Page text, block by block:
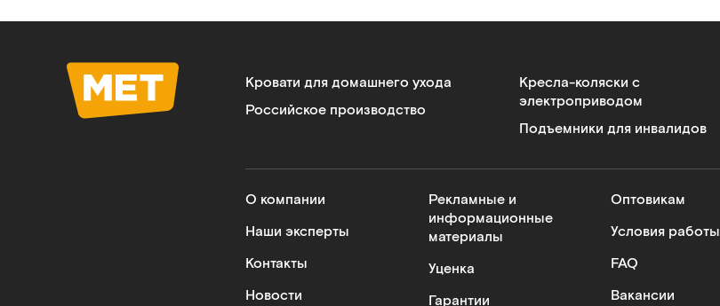
Кровати для домашнего ухода
Российское производство
Кресла-коляски с
электроприводом
Подъемники для инвалидов
О компании
Наши эксперты
Контакты
Новости
Рекламные и
информационные
материалы
Уценка
Гарантии
Оптовикам
Условия работы
FAQ
Вакансии